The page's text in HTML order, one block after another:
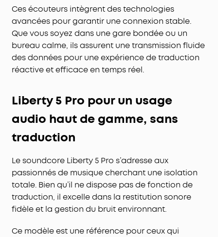
différents accents avec un taux de précision de
plus de 97 %.
Appels clairs avec 4 microphones et IA :
l’algorithme intelligent de réduction du bruit
fonctionne avec l’ensemble de 4 microphones
pour identifier et séparer précisément votre voix
des bruits de fond, garantissant ainsi que vos
conversation en face à face.
Ces écouteurs intègrent des technologies
avancées pour garantir une connexion stable.
Que vous soyez dans une gare bondée ou un
bureau calme, ils assurent une transmission fluide
des données pour une expérience de traduction
réactive et efficace en temps réel.
Liberty 5 Pro pour un usage
audio haut de gamme, sans
traduction
Le soundcore Liberty 5 Pro s’adresse aux
passionnés de musique cherchant une isolation
totale. Bien qu’il ne dispose pas de fonction de
traduction, il excelle dans la restitution sonore
fidèle et la gestion du bruit environnant.
Ce modèle est une référence pour ceux qui